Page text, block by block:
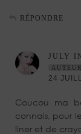
RÉPONDRE
JULY
24
Coucou ma
connais, pour
liner et de